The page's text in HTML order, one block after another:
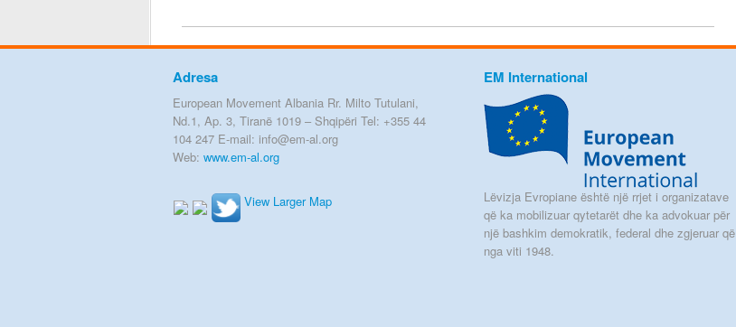
Adresa
European Movement Albania Rr. Milto Tutulani,
Nd.1, Ap. 3, Tiranë 1019 – Shqipëri Tel: +355 44
104 247 E-mail: info@em-al.org
Web: www.em-al.org
View Larger Map
EM International
Lëvizja Evropiane është një rrjet i organizatave
që ka mobilizuar qytetarët dhe ka advokuar për
një bashkim demokratik, federal dhe zgjeruar që
nga viti 1948.